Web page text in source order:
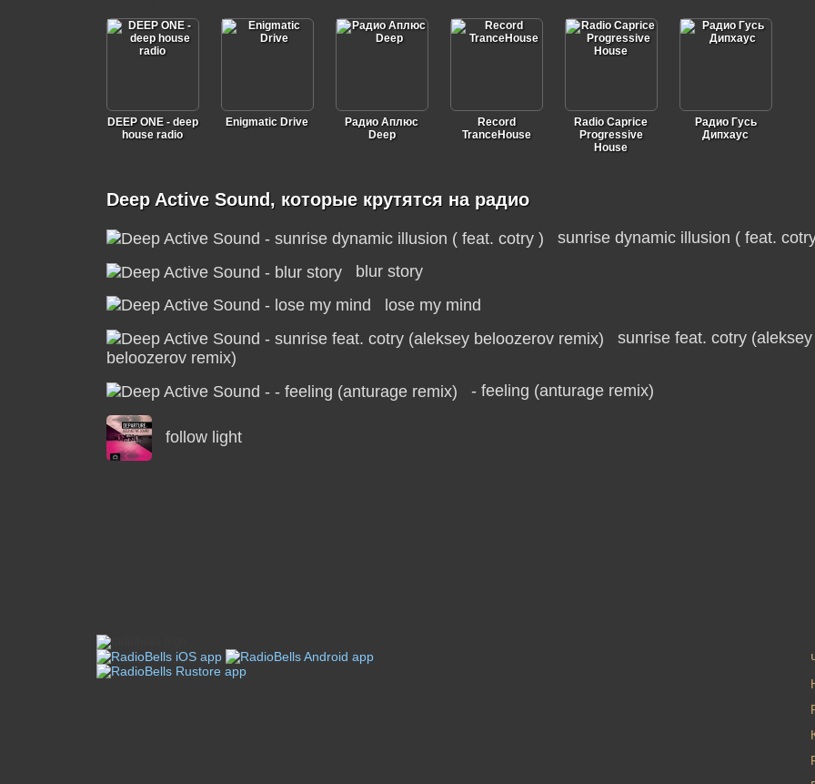
DEEP ONE - deep
house radio
Enigmatic Drive
Радио Аплюс
Deep
Record
TranceHouse
Radio Caprice
Progressive
House
Радио Гусь
Дипхаус
Deep Active Sound, которые крутятся на радио
sunrise dynamic illusion ( feat.
blur story
lose my mind
sunrise feat. cotry (aleksey
beloozerov remix)
- feeling (anturage remix)
follow light